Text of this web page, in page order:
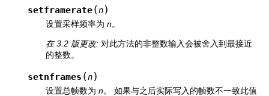
setframerate(n)
设置采样频率为 n。
在 3.2 版更改: 对此方法的非整数输入会被舍入到最接近
的整数。
setnframes (n)
设置总帧数为 n。 如果与之后实际写入的帧数不一致此值